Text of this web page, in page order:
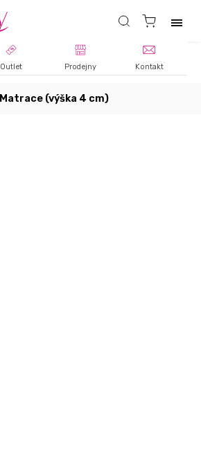
Outlet Prodejny Kontakt
Matrace (výška 4 cm)